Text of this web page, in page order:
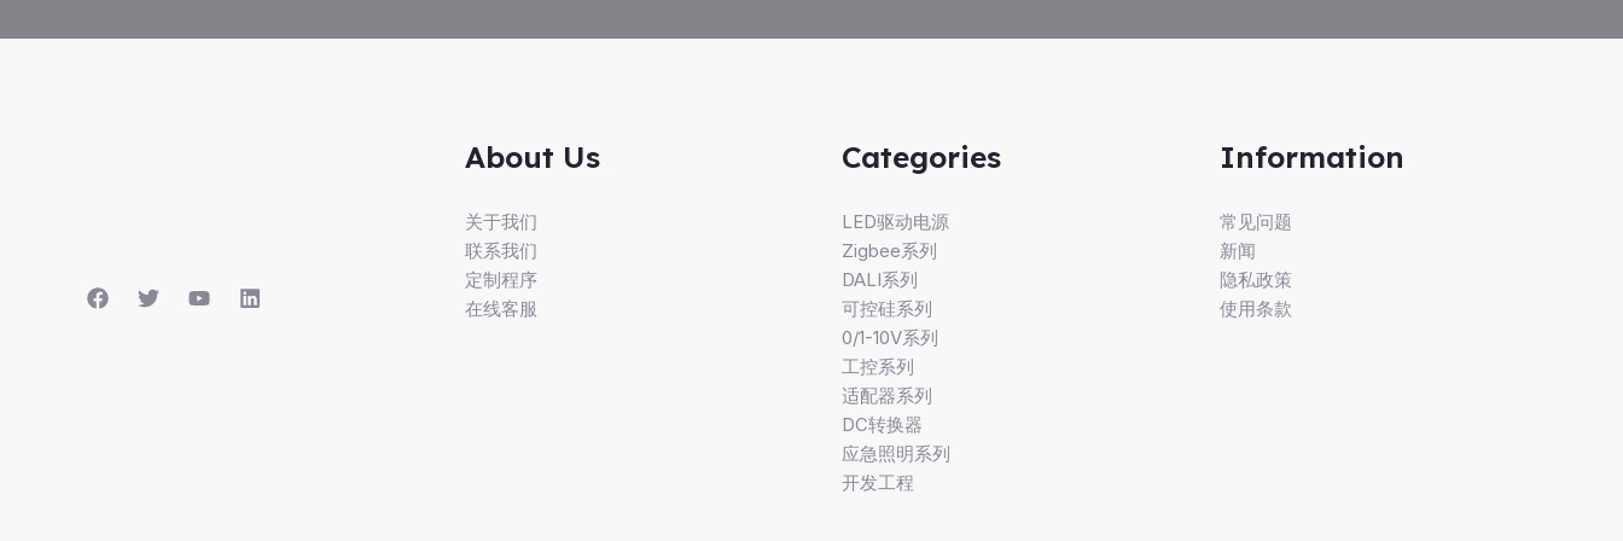
About Us
关于我们
联系我们
定制程序
在线客服
Categories
LED驱动电源
Zigbee系列
DALI系列
可控硅系列
0/1-10V系列
工控系列
适配器系列
DC转换器
应急照明系列
开发工程
Information
常见问题
新闻
隐私政策
使用条款